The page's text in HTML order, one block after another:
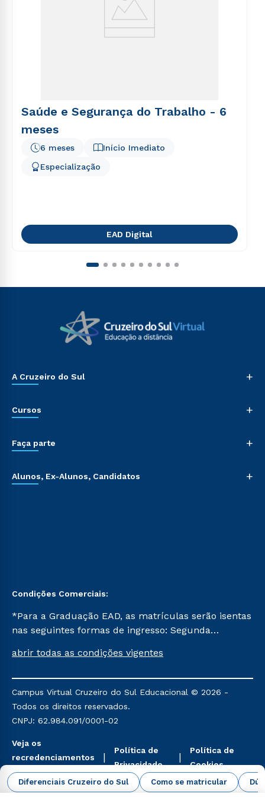
Diferenciais Cruzeiro do Sul Como se matricular
Saúde e Segurança do Trabalho - 6
meses
Início Imediato
6 meses
Especialização
EAD Digital
A Cruzeiro do Sul +
Cursos +
Faça parte +
Alunos, Ex-Alunos, Candidatos +
Condições Comerciais:
*Para a Graduação EAD, as matrículas serão isentas
nas seguintes formas de ingresso: Segunda
Já para as demais, a taxa de matrícula será de R$
mencionadas são referentes aos cursos: Ensino
Religioso, Geografia para a Docência e Metodologia
do Ensino de História: Questões Atuais.
abrir todas as condições vigentes
Campus Virtual Cruzeiro do Sul Educacional © 2026 -
Todos os direitos reservados.
CNPJ: 62.984.091/0001-02
Veja os
recredenciamentos
aqui
Política de
Privacidade
Política de
Cookies